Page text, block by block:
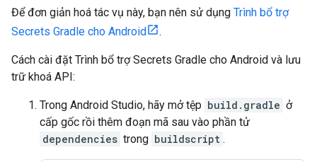
Để đơn giản hoá tác vụ này, bạn nên sử dụng Trình bổ trợ
Secrets Gradle cho Android
.
Cách cài đặt Trình bổ trợ Secrets Gradle cho Android và lưu
trữ khoá API:
Trong Android Studio, hãy mở tệp build.gradle ở
cấp gốc rồi thêm đoạn mã sau vào phần tử
dependencies trong buildscript .